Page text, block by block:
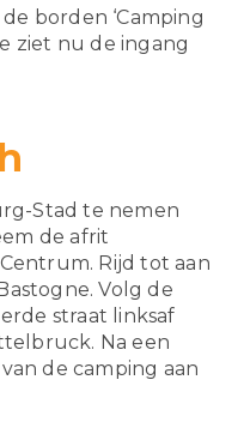
borden ‘Camping
ziet nu de ingang
Stad te nemen
de afrit
Rijd tot aan
Volg de
straat linksaf
Na een
de camping aan